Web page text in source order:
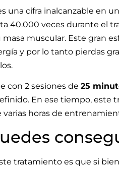
una cifra inalcanzable en
40.000 veces durante el
muscular. Este gran
y por lo tanto pierdas
con 2 sesiones de25
En ese tiempo,
varias horas de
tratamiento es que si